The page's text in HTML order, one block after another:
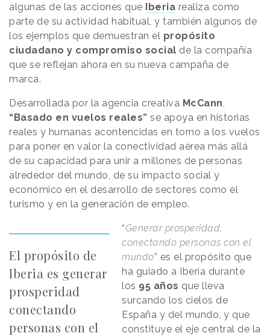
algunas de las acciones que Iberia realiza como
parte de su actividad habitual, y también algunos de
los ejemplos que demuestran el propósito
ciudadano y compromiso social de la compañía
que se reflejan ahora en su nueva campaña de
marca.
Desarrollada por la agencia creativa McCann,
“Basado en vuelos reales” se apoya en historias
reales y humanas acontencidas en torno a los vuelos
para poner en valor la conectividad aérea más allá
de su capacidad para unir a millones de personas
alrededor del mundo, de su impacto social y
económico en el desarrollo de sectores como el
turismo y en la generación de empleo.
El propósito de
Iberia es generar
prosperidad
conectando
personas con el
“Generar prosperidad,
conectando personas con el
mundo” es el propósito que
ha guiado a Iberia durante
los 95 años que lleva
surcando los cielos de
España y del mundo, y que
constituye el eje central de la